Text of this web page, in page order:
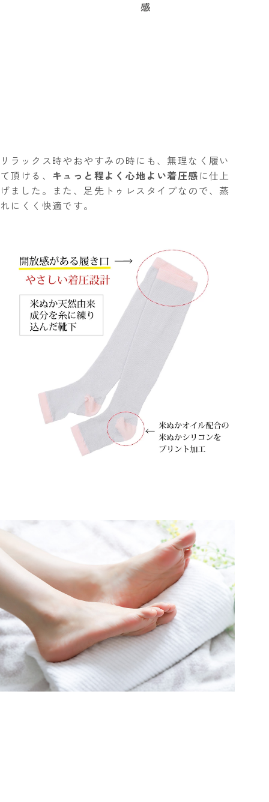
感
リラックス時やおやすみの時にも、無理なく履い
て頂ける、 キュっと程よく心地よい着圧感 に仕上
げました。また、足先トゥレスタイプなので、蒸
れにくく快適です。